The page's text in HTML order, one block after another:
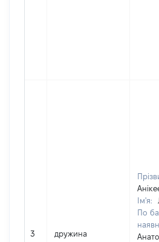
3 дружина
Ім'я:
По